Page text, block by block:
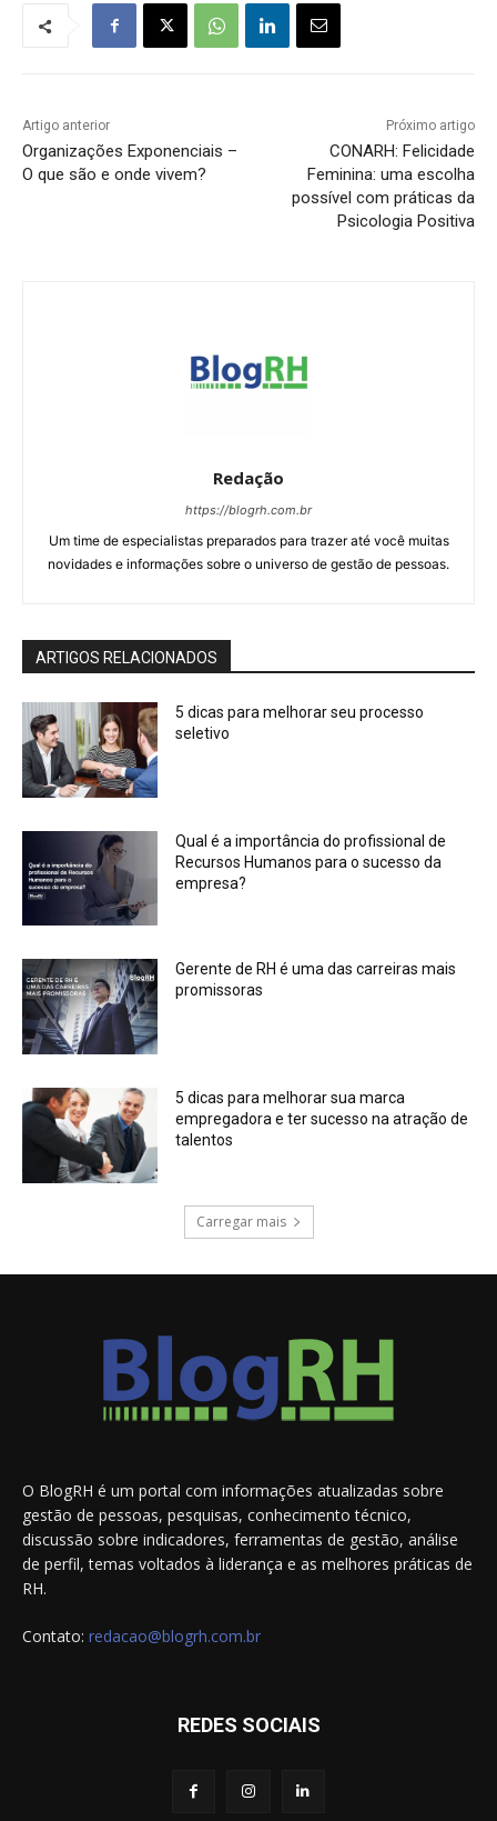
Artigo anterior
Organizações Exponenciais –
O que são e onde vivem?
Próximo artigo
CONARH: Felicidade
Feminina: uma escolha
possível com práticas da
Psicologia Positiva
Redação
https://blogrh.com.br
Um time de especialistas preparados para trazer até você muitas
novidades e informações sobre o universo de gestão de pessoas.
ARTIGOS RELACIONADOS
5 dicas para melhorar seu processo
seletivo
Qual é a importância do profissional de
Recursos Humanos para o sucesso da
empresa?
Gerente de RH é uma das carreiras mais
promissoras
5 dicas para melhorar sua marca
empregadora e ter sucesso na atração de
talentos
Carregar mais
O BlogRH é um portal com informações atualizadas sobre
gestão de pessoas, pesquisas, conhecimento técnico,
discussão sobre indicadores, ferramentas de gestão, análise
de perfil, temas voltados à liderança e as melhores práticas de
RH.
Contato: redacao@blogrh.com.br
REDES SOCIAIS